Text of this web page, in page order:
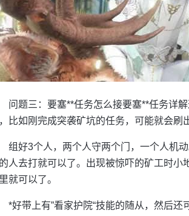
问题三：要塞**任务怎么接要塞**任务详
比如刚完成突袭矿坑的任务，可能就会刷
组好3个人，两个人守两个门，一个人机
人去打就可以了。出现被惊吓的矿工时小
就可以了。
*好带上有”看家护院“技能的随从，然后还